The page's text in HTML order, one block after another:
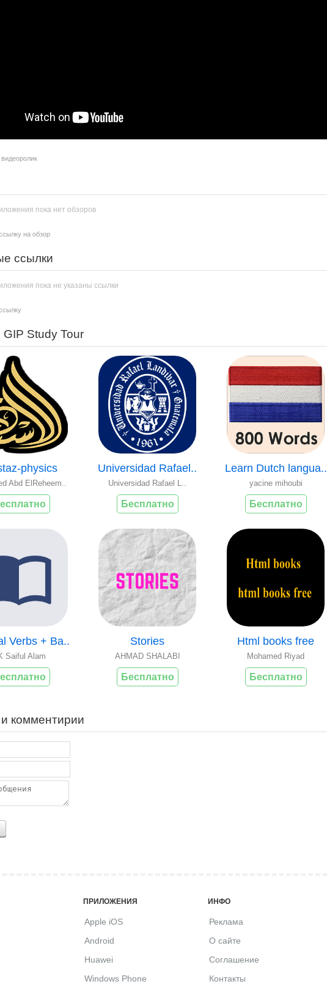
пока нет обзоров
на обзор
ссылки
пока не указаны ссылки
GIP Study Tour
physics
Abd ElReheem..
Universidad Rafael..
Universidad Rafael L..
Бесплатно
Learn Dutch langua..
yacine mihoubi
Бесплатно
Verbs + Ba..
Saiful Alam
Stories
AHMAD SHALABI
Бесплатно
Html books free
Mohamed Riyad
Бесплатно
комментирии
ПРИЛОЖЕНИЯ
Apple iOS
Android
Huawei
Windows Phone
ИНФО
Реклама
О сайте
Соглашение
Контакты